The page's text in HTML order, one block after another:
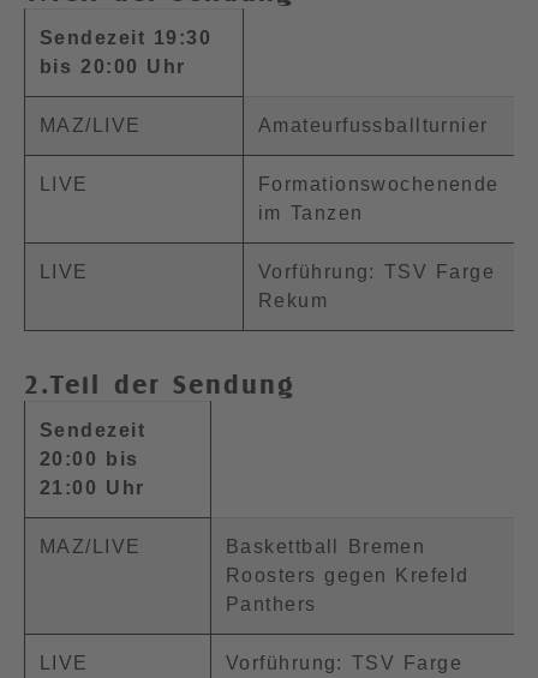
Sendezeit 19:30
bis 20:00 Uhr
MAZ/LIVE Amateurfussballturnier
LIVE
Formationswochenende
im Tanzen
LIVE
Vorführung: TSV Farge
Rekum
2.Teil der Sendung
Sendezeit
20:00 bis
21:00 Uhr
MAZ/LIVE
Baskettball Bremen
Roosters gegen Krefeld
Panthers
LIVE
Vorführung: TSV Farge